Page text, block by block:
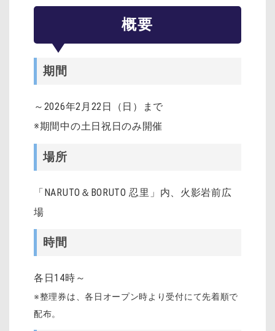
概要
期間
～2026年2月22日（日）まで
※期間中の土日祝日のみ開催
場所
「NARUTO＆BORUTO 忍里」内、火影岩前広
場
時間
各日14時～
※整理券は、各日オープン時より受付にて先着順で
配布。